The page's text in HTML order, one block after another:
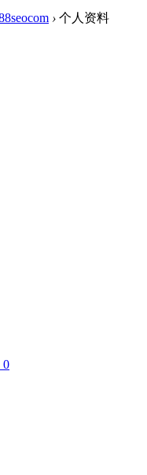
› 个人资料
0